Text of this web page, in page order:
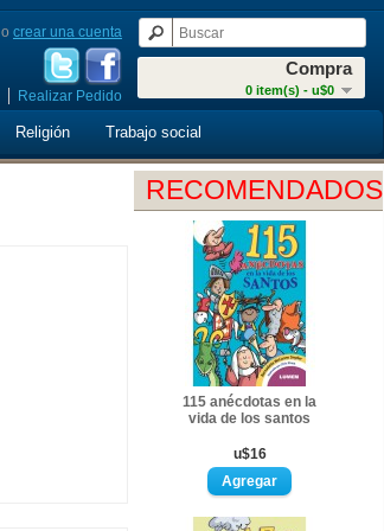
Compra
0 item(s) - u$0
o crear una cuenta
Realizar Pedido
Religión Trabajo social
RECOMENDADOS
115 anécdotas en la
vida de los santos
u$16